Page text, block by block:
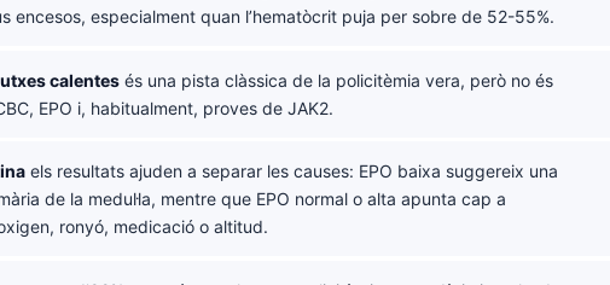
encesos, especialment quan l’hematòcrit puja per sobre de 52-55%.
calentes és una pista clàssica de la policitèmia vera, però no és
EPO i, habitualment, proves de JAK2.
els resultats ajuden a separar les causes: EPO baixa suggereix una
de la medul·la, mentre que EPO normal o alta apunta cap a
ronyó, medicació o altitud.